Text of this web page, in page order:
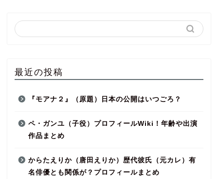
最近の投稿
『モアナ２』（原題）日本の公開はいつごろ？
ペ・ガンユ（子役）プロフィールWiki！年齢や出演
作品まとめ
からたえりか（唐田えりか）歴代彼氏（元カレ）有
名俳優とも関係が？プロフィールまとめ